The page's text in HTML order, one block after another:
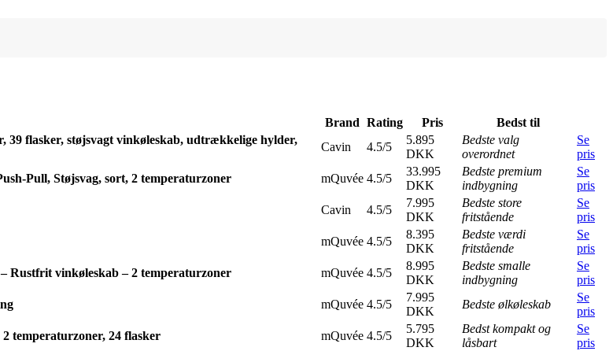
Brand Rating Pris
Bedst til
39 flasker, støjsvagt vinkøleskab, udtrækkelige hylder,
Cavin 4.5/5
5.895
DKK
Bedste valg
overordnet
Se
pris
Pull, Støjsvag, sort, 2 temperaturzoner mQuvée 4.5/5
33.995
DKK
Bedste premium
indbygning
Se
pris
Cavin 4.5/5
7.995
DKK
Bedste store
fritstående
Se
pris
mQuvée 4.5/5
8.395
DKK
Bedste værdi
fritstående
Se
pris
Rustfrit vinkøleskab – 2 temperaturzoner mQuvée 4.5/5
8.995
DKK
Bedste smalle
indbygning
Se
pris
mQuvée 4.5/5
7.995
DKK
Bedste ølkøleskab
Se
pris
temperaturzoner, 24 flasker mQuvée 4.5/5
5.795
DKK
Bedst kompakt og
låsbart
Se
pris